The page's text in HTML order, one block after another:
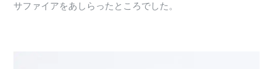
サファイアをあしらったところでした。